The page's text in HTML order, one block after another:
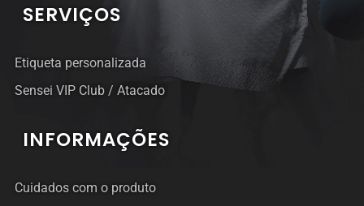
SERVIÇOS
Etiqueta personalizada
Sensei VIP Club / Atacado
INFORMAÇÕES
Cuidados com o produto